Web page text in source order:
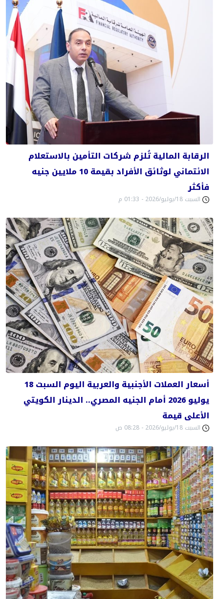
الرقابة المالية تُلزم شركات التأمين بالاستعلام
الائتماني لوثائق الأفراد بقيمة 10 ملايين جنيه
فأكثر
السبت 18/يوليو/2026 - 01:33 م
أسعار العملات الأجنبية والعربية اليوم السبت 18
يوليو 2026 أمام الجنيه المصري.. الدينار الكويتي
الأعلى قيمة
السبت 18/يوليو/2026 - 08:28 ص